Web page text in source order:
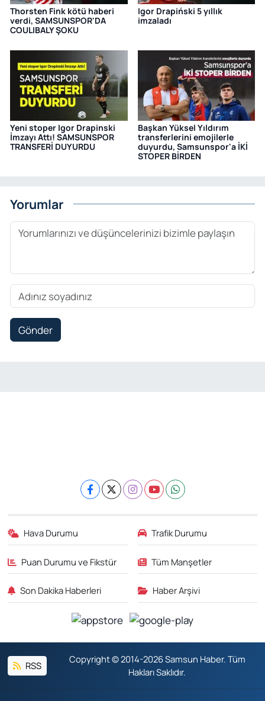
Thorsten Fink kötü haberi
verdi, SAMSUNSPOR'DA
COULIBALY ŞOKU
Igor Drapiński 5 yıllık
imzaladı
Yeni stoper Igor Drapinski
İmzayı Attı! SAMSUNSPOR
TRANSFERİ DUYURDU
Başkan Yüksel Yıldırım
transferlerini emojilerle
duyurdu, Samsunspor'a İKİ
STOPER BİRDEN
Yorumlar
Gönder
Hava Durumu Trafik Durumu
Puan Durumu ve Fikstür Tüm Manşetler
Son Dakika Haberleri Haber Arşivi
RSS
Copyright © 2014-2026 Samsun Haber. Tüm
Hakları Saklıdır.